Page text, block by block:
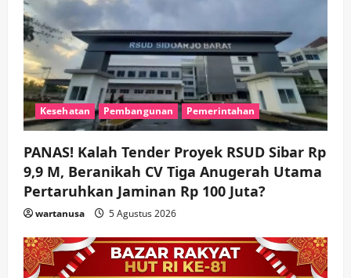
i
o
n
Kesehatan Pembangunan Pemerintahan
PANAS! Kalah Tender Proyek RSUD Sibar Rp
9,9 M, Beranikah CV Tiga Anugerah Utama
Pertaruhkan Jaminan Rp 100 Juta?
wartanusa 5 Agustus 2026